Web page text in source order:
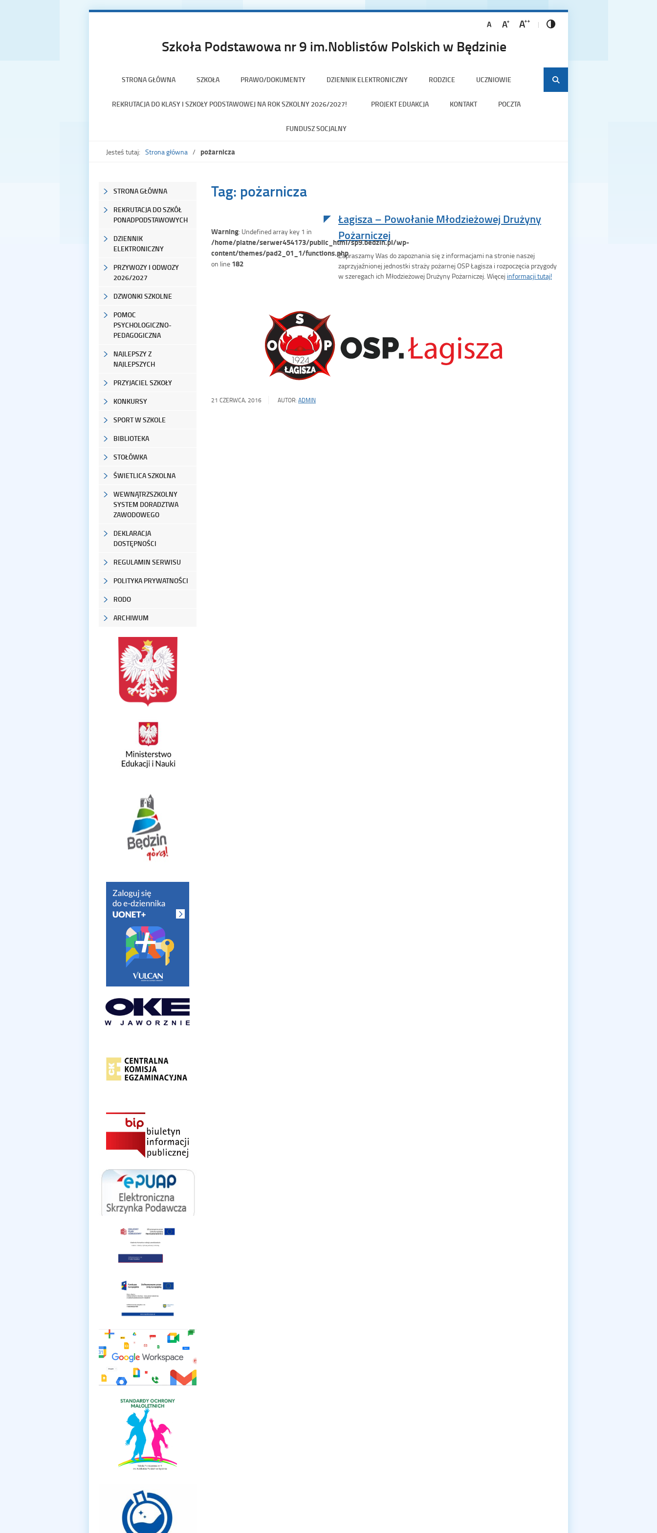
Szkoła Podstawowa nr 9 im.Noblistów Polskich w Będzinie
STRONA GŁÓWNA SZKOŁA PRAWO/DOKUMENTY DZIENNIK ELEKTRONICZNY RODZICE UCZNIOWIE
REKRUTACJA DO KLASY I SZKOŁY PODSTAWOWEJ NA ROK SZKOLNY 2026/2027! PROJEKT EDUAKCJA KONTAKT POCZTA
FUNDUSZ SOCJALNY
Jesteś tutaj: Strona główna pożarnicza
STRONA GŁÓWNA
REKRUTACJA DO SZKÓŁ
PONADPODSTAWOWYCH
DZIENNIK
ELEKTRONICZNY
PRZYWOZY I ODWOZY
2026/2027
DZWONKI SZKOLNE
POMOC
PSYCHOLOGICZNO-
PEDAGOGICZNA
NAJLEPSZY Z
NAJLEPSZYCH
PRZYJACIEL SZKOŁY
KONKURSY
SPORT W SZKOLE
BIBLIOTEKA
STOŁÓWKA
ŚWIETLICA SZKOLNA
WEWNĄTRZSZKOLNY
SYSTEM DORADZTWA
ZAWODOWEGO
DEKLARACJA
DOSTĘPNOŚCI
REGULAMIN SERWISU
POLITYKA PRYWATNOŚCI
RODO
ARCHIWUM
Tag: pożarnicza
Warning: Undefined array key 1 in
/home/platne/serwer454173/public_html/sp9.bedzin.pl/wp-
content/themes/pad2_01_1/functions.php
on line 182
Łagisza – Powołanie Młodzieżowej Drużyny
Pożarniczej
Zapraszamy Was do zapoznania się z informacjami na stronie naszej
zaprzyjaźnionej jednostki straży pożarnej OSP Łagisza i rozpoczęcia przygody
w szeregach ich Młodzieżowej Drużyny Pożarniczej. Więcej informacji tutaj!
21 CZERWCA, 2016 AUTOR: ADMIN